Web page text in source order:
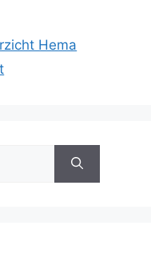
Hema